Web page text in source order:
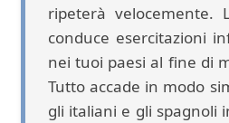
ripeterà velocemente.
conduce esercitazioni
nei tuoi paesi al fine di
Tutto accade in modo
gli italiani e gli spagnoli